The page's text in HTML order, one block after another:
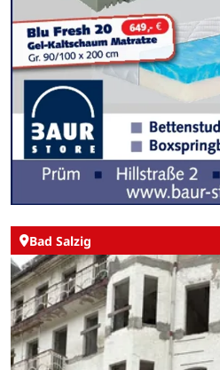
Bad Salzig